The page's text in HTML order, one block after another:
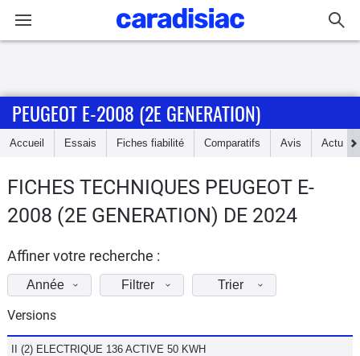
Accueil
Essais
d'achat
Electriques
Utilitaires
PEUGEOT E-2008 (2E GENERATION)
Accueil Essais Fiches fiabilité Comparatifs Avis Actu
FICHES TECHNIQUES PEUGEOT E-
2008 (2E GENERATION) DE 2024
Affiner votre recherche :
Année Filtrer Trier
Versions
II (2) ELECTRIQUE 136 ACTIVE 50 KWH